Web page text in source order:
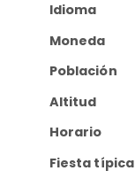
Idioma
Moneda
Población
Altitud
Horario
Fiesta típica